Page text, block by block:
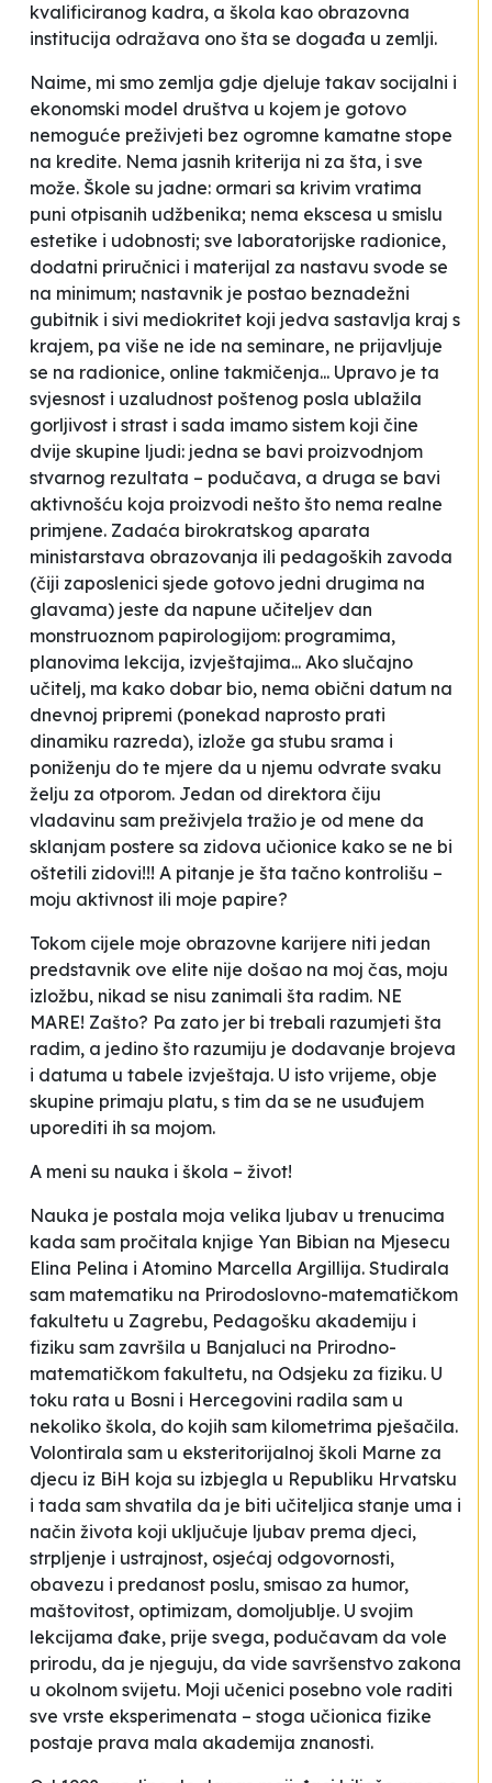
kvalificiranog kadra, a škola kao obrazovna
institucija odražava ono šta se događa u zemlji.
Naime, mi smo zemlja gdje djeluje takav socijalni i
ekonomski model društva u kojem je gotovo
nemoguće preživjeti bez ogromne kamatne stope
na kredite. Nema jasnih kriterija ni za šta, i sve
može. Škole su jadne: ormari sa krivim vratima
puni otpisanih udžbenika; nema ekscesa u smislu
estetike i udobnosti; sve laboratorijske radionice,
dodatni priručnici i materijal za nastavu svode se
na minimum; nastavnik je postao beznadežni
gubitnik i sivi mediokritet koji jedva sastavlja kraj s
krajem, pa više ne ide na seminare, ne prijavljuje
se na radionice, online takmičenja... Upravo je ta
svjesnost i uzaludnost poštenog posla ublažila
gorljivost i strast i sada imamo sistem koji čine
dvije skupine ljudi: jedna se bavi proizvodnjom
stvarnog rezultata – podučava, a druga se bavi
aktivnošću koja proizvodi nešto što nema realne
primjene. Zadaća birokratskog aparata
ministarstava obrazovanja ili pedagoških zavoda
(čiji zaposlenici sjede gotovo jedni drugima na
glavama) jeste da napune učiteljev dan
monstruoznom papirologijom: programima,
planovima lekcija, izvještajima... Ako slučajno
učitelj, ma kako dobar bio, nema obični datum na
dnevnoj pripremi (ponekad naprosto prati
dinamiku razreda), izlože ga stubu srama i
poniženju do te mjere da u njemu odvrate svaku
želju za otporom. Jedan od direktora čiju
vladavinu sam preživjela tražio je od mene da
sklanjam postere sa zidova učionice kako se ne bi
oštetili zidovi!!! A pitanje je šta tačno kontrolišu –
moju aktivnost ili moje papire?
Tokom cijele moje obrazovne karijere niti jedan
predstavnik ove elite nije došao na moj čas, moju
izložbu, nikad se nisu zanimali šta radim. NE
MARE! Zašto? Pa zato jer bi trebali razumjeti šta
radim, a jedino što razumiju je dodavanje brojeva
i datuma u tabele izvještaja. U isto vrijeme, obje
skupine primaju platu, s tim da se ne usuđujem
uporediti ih sa mojom.
A meni su nauka i škola – život!
Nauka je postala moja velika ljubav u trenucima
kada sam pročitala knjige Yan Bibian na Mjesecu
Elina Pelina i Atomino Marcella Argillija. Studirala
sam matematiku na Prirodoslovno-matematičkom
fakultetu u Zagrebu, Pedagošku akademiju i
fiziku sam završila u Banjaluci na Prirodno-
matematičkom fakultetu, na Odsjeku za fiziku. U
toku rata u Bosni i Hercegovini radila sam u
nekoliko škola, do kojih sam kilometrima pješačila.
Volontirala sam u eksteritorijalnoj školi Marne za
djecu iz BiH koja su izbjegla u Republiku Hrvatsku
i tada sam shvatila da je biti učiteljica stanje uma i
način života koji uključuje ljubav prema djeci,
strpljenje i ustrajnost, osjećaj odgovornosti,
obavezu i predanost poslu, smisao za humor,
maštovitost, optimizam, domoljublje. U svojim
lekcijama đake, prije svega, podučavam da vole
prirodu, da je njeguju, da vide savršenstvo zakona
u okolnom svijetu. Moji učenici posebno vole raditi
sve vrste eksperimenata – stoga učionica fizike
postaje prava mala akademija znanosti.